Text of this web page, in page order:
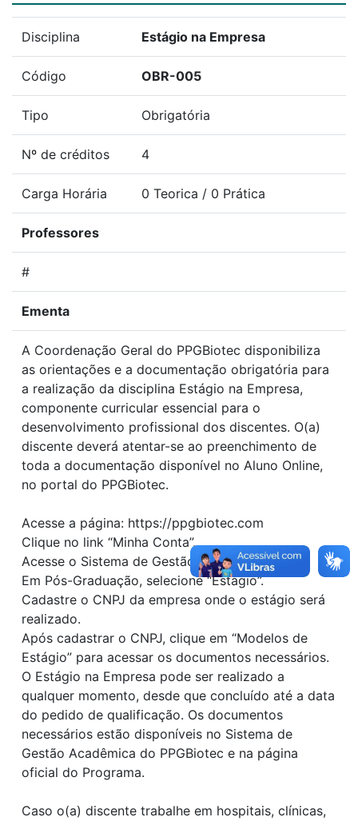
Disciplina Estágio na Empresa
Código OBR-005
Tipo Obrigatória
Nº de créditos 4
Carga Horária 0 Teorica / 0 Prática
Professores
#
Ementa
A Coordenação Geral do PPGBiotec disponibiliza
as orientações e a documentação obrigatória para
a realização da disciplina Estágio na Empresa,
componente curricular essencial para o
desenvolvimento profissional dos discentes. O(a)
discente deverá atentar-se ao preenchimento de
toda a documentação disponível no Aluno Online,
no portal do PPGBiotec.
Acesse a página: https://ppgbiotec.com
Clique no link “Minha Conta”.
Acesse o Sistema de Gestão Acadêmica.
Em Pós-Graduação, selecione “Estágio”.
Cadastre o CNPJ da empresa onde o estágio será
realizado.
Após cadastrar o CNPJ, clique em “Modelos de
Estágio” para acessar os documentos necessários.
O Estágio na Empresa pode ser realizado a
qualquer momento, desde que concluído até a data
do pedido de qualificação. Os documentos
necessários estão disponíveis no Sistema de
Gestão Acadêmica do PPGBiotec e na página
oficial do Programa.
Caso o(a) discente trabalhe em hospitais, clínicas,